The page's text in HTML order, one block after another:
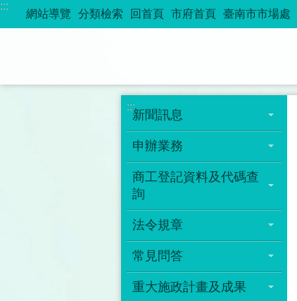
跳到主要內容區塊
:::
網站導覽 分類檢索 回首頁 市府首頁 臺南市市場處
:::
新聞訊息
申辦業務
商工登記資料及代碼查
詢
法令規章
常見問答
重大施政計畫及成果